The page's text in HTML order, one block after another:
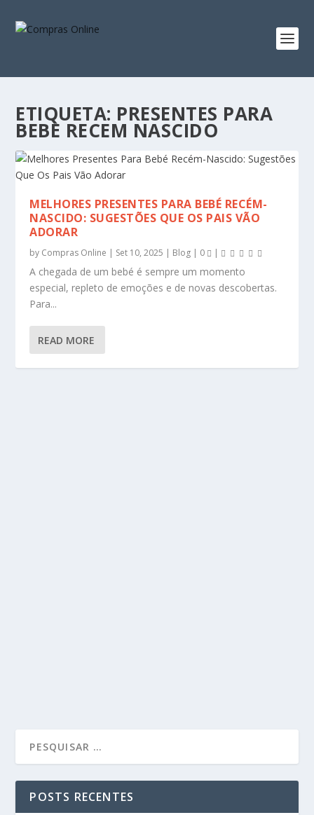
ETIQUETA: PRESENTES PARA
BEBE RECEM NASCIDO
MELHORES PRESENTES PARA BEBÉ RECÉM-
NASCIDO: SUGESTÕES QUE OS PAIS VÃO
ADORAR
by Compras Online | Set 10, 2025 | Blog | 0 |
A chegada de um bebé é sempre um momento
especial, repleto de emoções e de novas descobertas.
Para...
READ MORE
POSTS RECENTES